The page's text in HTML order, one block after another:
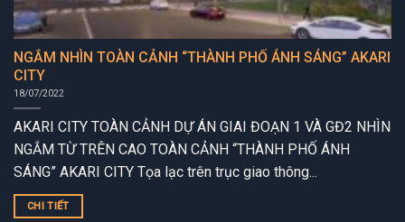
NGẮM NHÌN TOÀN CẢNH “THÀNH PHỐ ÁNH SÁNG” AKARI
CITY
18/07/2022
AKARI CITY TOÀN CẢNH DỰ ÁN GIAI ĐOẠN 1 VÀ GĐ2 NHÌN
NGẮM TỪ TRÊN CAO TOÀN CẢNH “THÀNH PHỐ ÁNH
SÁNG” AKARI CITY Tọa lạc trên trục giao thông...
CHI TIẾT